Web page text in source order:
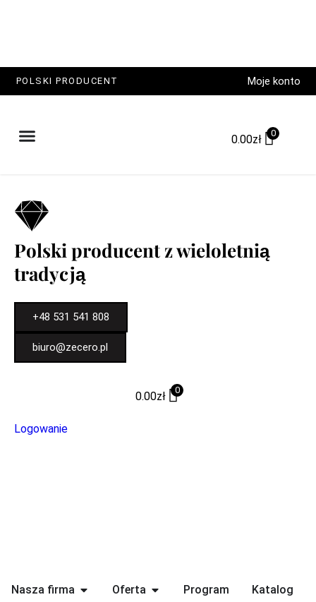
POLSKI PRODUCENT Moje konto
0.00zł 0
Polski producent z wieloletnią
tradycją
+48 531 541 808
biuro@zecero.pl
Logowanie
0.00zł 0
Nasza firma Oferta Program Katalog